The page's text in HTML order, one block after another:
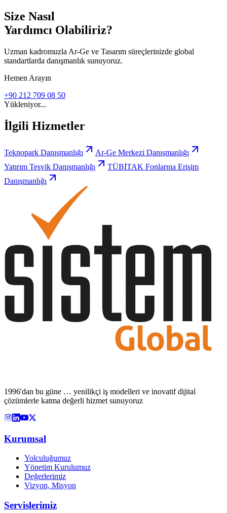
Size Nasıl
Yardımcı Olabiliriz?
Uzman kadromuzla Ar-Ge ve Tasarım süreçlerinizde global
standartlarda danışmanlık sunuyoruz.
Hemen Arayın
+90 212 709 08 50
Yükleniyor...
İlgili Hizmetler
Teknopark Danışmanlığı
Ar-Ge Merkezi Danışmanlığı
Yatırım Teşvik Danışmanlığı
TÜBİTAK Fonlarına Erişim
Danışmanlığı
1996'dan bu güne … yenilikçi iş modelleri ve inovatif dijital
çözümlerle katma değerli hizmet sunuyoruz
Kurumsal
Yolculuğumuz
Yönetim Kurulumuz
Değerlerimiz
Vizyon, Misyon
Servislerimiz